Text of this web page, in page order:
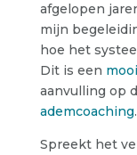
afgelopen
mijn
hoe het
Dit is een
aanvulling op
ademcoaching.
Spreekt het